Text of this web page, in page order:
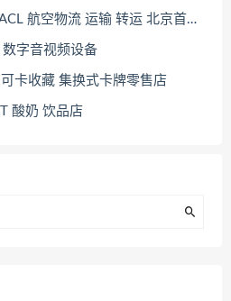
航空物流 运输 转运 北京首都机场
字音视频设备
卡收藏 集换式卡牌零售店
酸奶 饮品店